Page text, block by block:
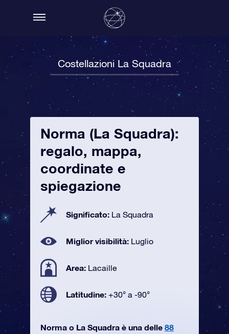
Costellazioni La Squadra
Norma (La Squadra):
regalo, mappa,
coordinate e
spiegazione
Significato: La Squadra
Miglior visibilità: Luglio
Area: Lacaille
Latitudine: +30° a -90°
Norma o La Squadra è una delle 88